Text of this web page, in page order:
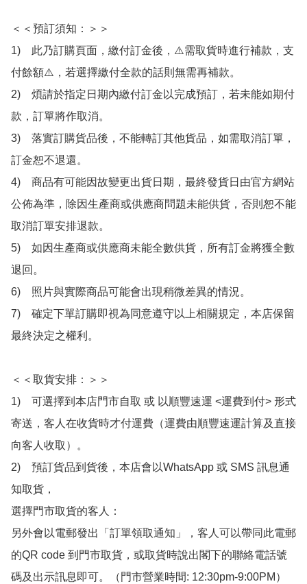
＜＜預訂須知：＞＞
1)　此乃訂購頁面，繳付訂金後，⚠️需取貨時進行補款，支
付餘額⚠️，若選擇繳付全款的話則無需再補款。
2)　煩請於指定日期內繳付訂金以完成預訂，若未能如期付
款，訂單將作取消。
3)　落實訂購貨品後，不能轉訂其他貨品，如需取消訂單，
訂金恕不退還。
4)　商品有可能因故變更出貨日期，最終發貨日由官方網站
公佈為準，除因生產商或供應商問題未能供貨，否則恕不能
取消訂單安排退款。
5)　如因生產商或供應商未能全數供貨，所有訂金將獲全數
退回。
6)　照片與實際商品可能會出現稍微差異的情況。
7)　確定下單訂購即視為同意遵守以上相關規定，本店保留
最終決定之權利。
＜＜取貨安排：＞＞
1)　可選擇到本店門市自取 或 以順豐速運 <運費到付> 形式
寄送，客人在收貨時才付運費（運費由順豐速運計算及直接
向客人收取）。
2)　預訂貨品到貨後，本店會以WhatsApp 或 SMS 訊息通
知取貨，
選擇門市取貨的客人：
另外會以電郵發出「訂單領取通知」，客人可以帶同此電郵
的QR code 到門市取貨，或取貨時說出閣下的聯絡電話號
碼及出示訊息即可。（門市營業時間: 12:30pm-9:00PM）